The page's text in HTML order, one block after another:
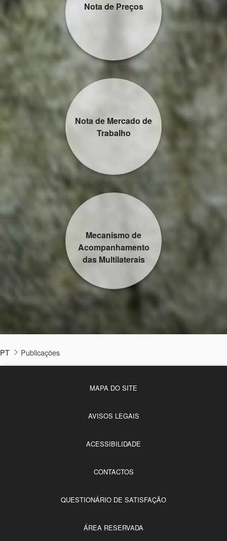
Nota de Preços
Nota de Mercado de
Trabalho
Mecanismo de
Acompanhamento
das Multilaterais
PT Publicações
MAPA DO SITE
AVISOS LEGAIS
ACESSIBILIDADE
CONTACTOS
QUESTIONÁRIO DE SATISFAÇÃO
ÁREA RESERVADA